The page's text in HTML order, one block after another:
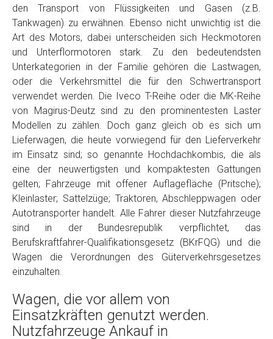
Email
PLZ und Ort
Foto Nr. 1
Foto Nr. 2
Foto Nr. 3
Sonstiges
den Transport von Flüssigkeiten und Gasen (z.B.
Tankwagen) zu erwähnen. Ebenso nicht unwichtig ist die
Art des Motors, dabei unterscheiden sich Heckmotoren
und Unterflormotoren stark. Zu den bedeutendsten
Unterkategorien in der Familie gehören die Lastwagen,
oder die Verkehrsmittel die für den Schwertransport
verwendet werden. Die Iveco T-Reihe oder die MK-Reihe
von Magirus-Deutz sind zu den prominentesten Laster
Modellen zu zählen. Doch ganz gleich ob es sich um
Lieferwagen, die heute vorwiegend für den Lieferverkehr
im Einsatz sind; so genannte Hochdachkombis, die als
eine der neuwertigsten und kompaktesten Gattungen
gelten; Fahrzeuge mit offener Auflagefläche (Pritsche);
Kleinlaster; Sattelzüge; Traktoren, Abschleppwagen oder
Autotransporter handelt. Alle Fahrer dieser Nutzfahrzeuge
sind in der Bundesrepublik verpflichtet, das
Berufskraftfahrer-Qualifikationsgesetz (BKrFQG) und die
Wagen die Verordnungen des Güterverkehrsgesetzes
einzuhalten.
Wagen, die vor allem von
Einsatzkräften genutzt werden.
Nutzfahrzeuge Ankauf in